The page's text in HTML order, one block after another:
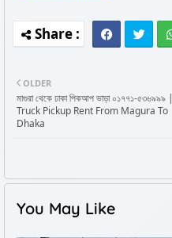
OLDER
মাগুরা থেকে ঢাকা পিকআপ ভাড়া ০১৭৭১-৫৩৬৯৯৯ |
Truck Pickup Rent From Magura To
Dhaka
You May Like